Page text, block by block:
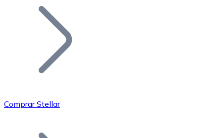
Adicione o token do seu projeto ao nosso serviço de
Bitcoin
Comprar Stellar